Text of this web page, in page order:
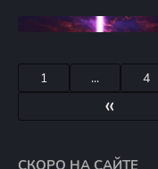
«
1 ... 4
СКОРО НА САЙТЕ